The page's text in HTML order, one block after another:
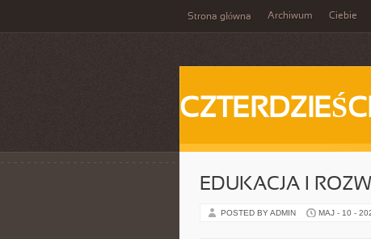
Strona główna Archiwum Ciebie
EDUKACJA I
POSTED BY ADMIN MAJ - 10 -